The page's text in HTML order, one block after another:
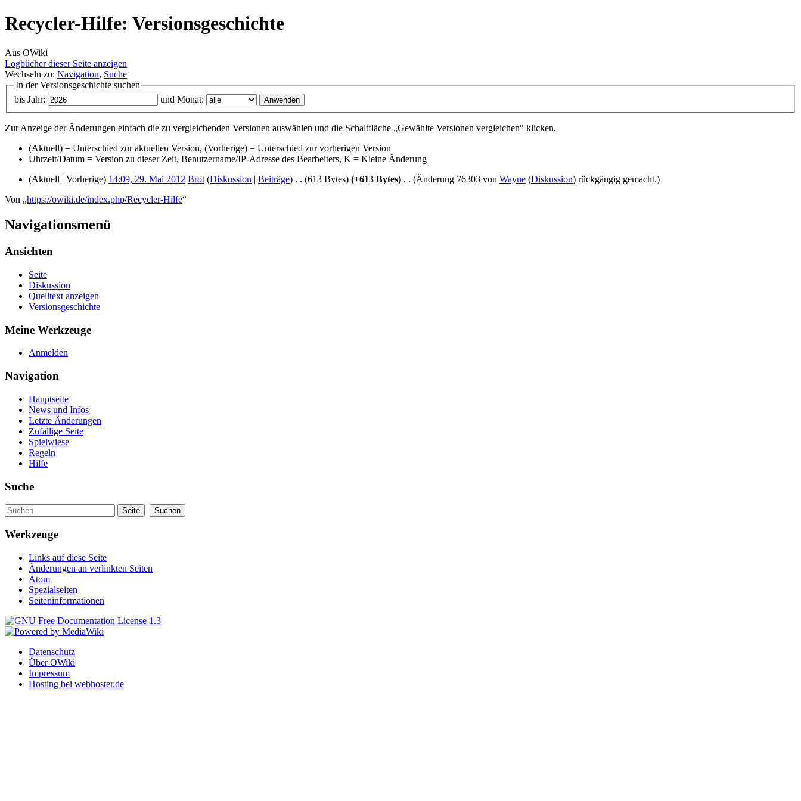
Recycler-Hilfe: Versionsgeschichte
Aus OWiki
Logbücher dieser Seite anzeigen
Wechseln zu: Navigation, Suche
In der Versionsgeschichte suchen
bis Jahr:
und Monat:
Zur Anzeige der Änderungen einfach die zu vergleichenden Versionen auswählen und die Schaltfläche „Gewählte Versionen vergleichen“ klicken.
(Aktuell) = Unterschied zur aktuellen Version, (Vorherige) = Unterschied zur vorherigen Version
Uhrzeit/Datum = Version zu dieser Zeit, Benutzername/IP-Adresse des Bearbeiters, K = Kleine Änderung
(Aktuell | Vorherige) 14:09, 29. Mai 2012 Brot (Diskussion Beiträge) . . (613 Bytes) (+613 Bytes) . . (Änderung 76303 von Wayne (Diskussion) rückgängig gemacht.)
Von „https://owiki.de/index.php/Recycler-Hilfe“
Navigationsmenü
Ansichten
Seite
Diskussion
Quelltext anzeigen
Versionsgeschichte
Meine Werkzeuge
Anmelden
Navigation
Hauptseite
News und Infos
Letzte Änderungen
Zufällige Seite
Spielwiese
Regeln
Hilfe
Suche
Werkzeuge
Links auf diese Seite
Änderungen an verlinkten Seiten
Atom
Spezialseiten
Seiteninformationen
Datenschutz
Über OWiki
Impressum
Hosting bei webhoster.de